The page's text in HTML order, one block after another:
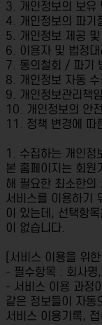
3. 개인정보의 보유
4. 개인정보의 파기
5. 개인정보 제공
6. 이용자 및 법정
7. 동의철회 / 파기
8. 개인정보 자동
9. 개인정보관리책
10. 개인정보의 안
11. 정책 변경에 따
1. 수집하는 개인정
본 홈페이지는 회원
해 필요한 최소한의
서비스를 이용하기
이 있는데, 선택항
이 없습니다.
[서비스 이용을 위
- 필수항목 : 회사명
- 서비스 이용 과정
같은 정보들이 자동
서비스 이용기록,